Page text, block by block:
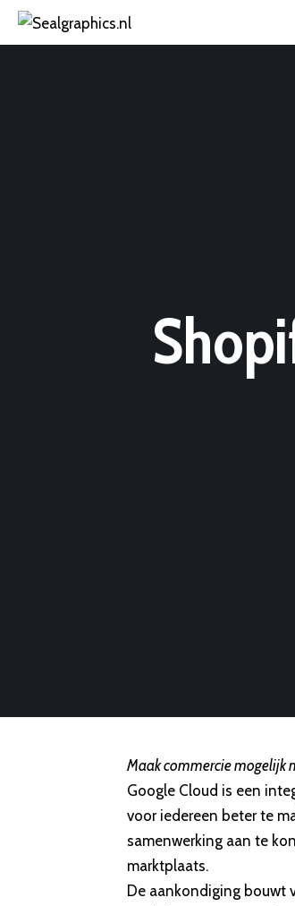
Maak commercie mogelijk
Google Cloud is een
voor iedereen beter te
samenwerking aan te
marktplaats.
De aankondiging bouwt